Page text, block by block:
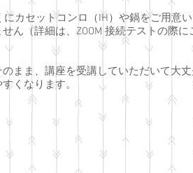
にカセットコンロ（IH）や鍋をご用意
ん（詳細は、ZOOM 接続テストの際に
まま、講座を受講していただいて大丈
くなります。